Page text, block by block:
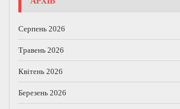
Серпень 2026
Травень 2026
Квітень 2026
Березень 2026